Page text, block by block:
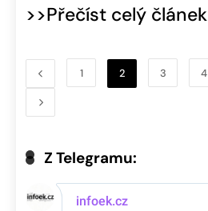
>>Přečíst celý článek
1 2 3 4
Z Telegramu: